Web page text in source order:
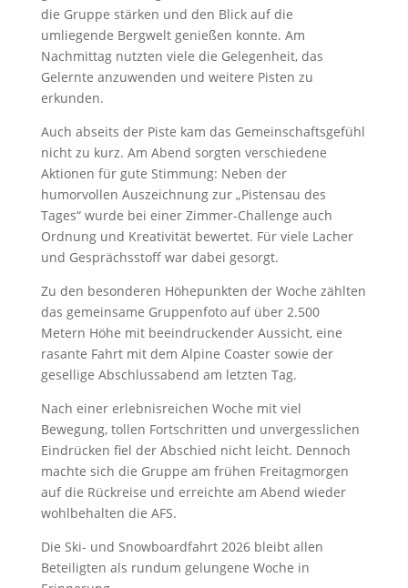
die Gruppe stärken und den Blick auf die
umliegende Bergwelt genießen konnte. Am
Nachmittag nutzten viele die Gelegenheit, das
Gelernte anzuwenden und weitere Pisten zu
erkunden.
Auch abseits der Piste kam das Gemeinschaftsgefühl
nicht zu kurz. Am Abend sorgten verschiedene
Aktionen für gute Stimmung: Neben der
humorvollen Auszeichnung zur „Pistensau des
Tages“ wurde bei einer Zimmer-Challenge auch
Ordnung und Kreativität bewertet. Für viele Lacher
und Gesprächsstoff war dabei gesorgt.
Zu den besonderen Höhepunkten der Woche zählten
das gemeinsame Gruppenfoto auf über 2.500
Metern Höhe mit beeindruckender Aussicht, eine
rasante Fahrt mit dem Alpine Coaster sowie der
gesellige Abschlussabend am letzten Tag.
Nach einer erlebnisreichen Woche mit viel
Bewegung, tollen Fortschritten und unvergesslichen
Eindrücken fiel der Abschied nicht leicht. Dennoch
machte sich die Gruppe am frühen Freitagmorgen
auf die Rückreise und erreichte am Abend wieder
wohlbehalten die AFS.
Die Ski- und Snowboardfahrt 2026 bleibt allen
Beteiligten als rundum gelungene Woche in